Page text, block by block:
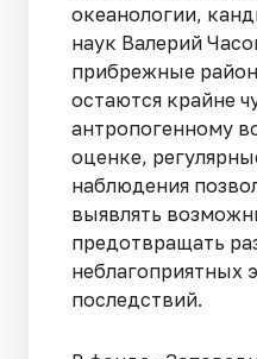
океанологии,
наук Валерий
прибрежные
остаются крайне
антропогенному
оценке,
наблюдения
выявлять
предотвращать
неблагоприятных
последствий.